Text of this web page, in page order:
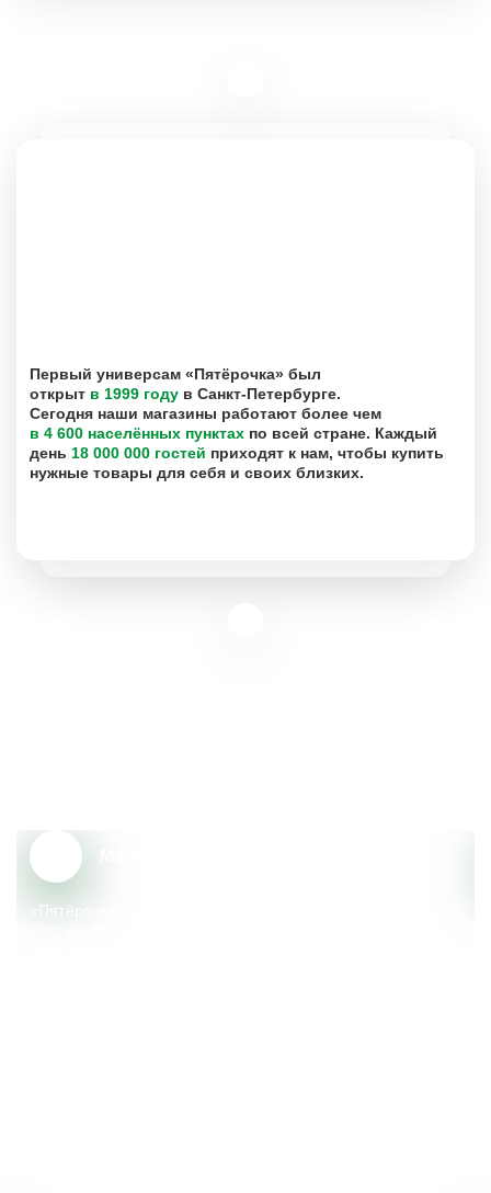
Первый универсам «Пятёрочка» был
открыт в 1999 году в Санкт-Петербурге.
Сегодня наши магазины работают более чем
в 4 600 населённых пунктах по всей стране. Каждый
день 18 000 000 гостей приходят к нам, чтобы купить
нужные товары для себя и своих близких.
«Пятёрочка» – крупный федеральный ритейлер, который